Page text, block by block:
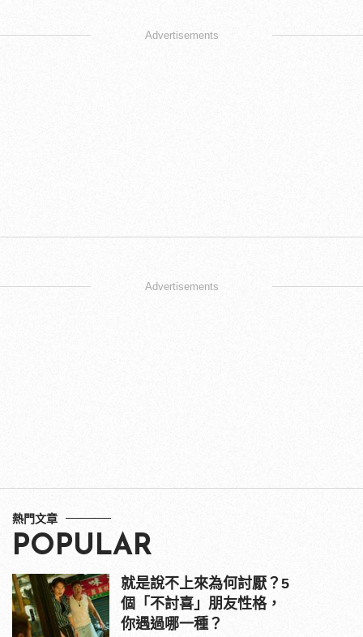
Advertisements
Advertisements
熱門文章
POPULAR
就是說不上來為何討厭？5
個「不討喜」朋友性格，
你遇過哪一種？